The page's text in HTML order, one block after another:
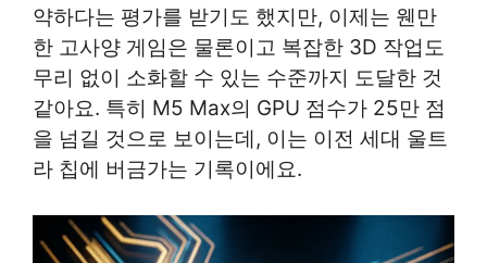
약하다는 평가를 받기도 했지만, 이제는 웬만
한 고사양 게임은 물론이고 복잡한 3D 작업도
무리 없이 소화할 수 있는 수준까지 도달한 것
같아요. 특히 M5 Max의 GPU 점수가 25만 점
을 넘길 것으로 보이는데, 이는 이전 세대 울트
라 칩에 버금가는 기록이에요.